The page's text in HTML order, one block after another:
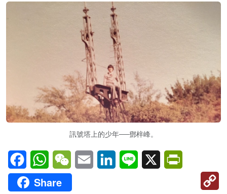
訊號塔上的少年──鄧梓峰。
FacebookWhatsAppWeChatEmail LinkedInLine X
Share